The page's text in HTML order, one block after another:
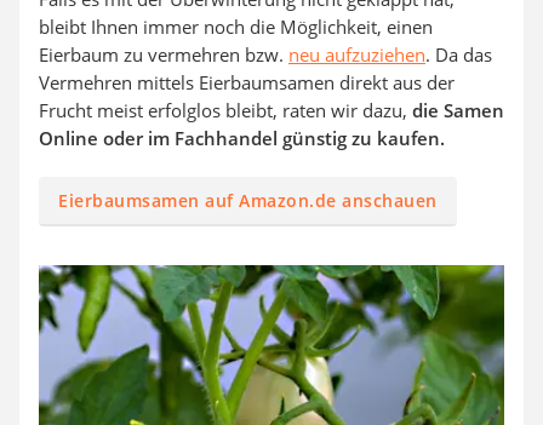
bleibt Ihnen immer noch die Möglichkeit, einen
Eierbaum zu vermehren bzw. neu aufzuziehen. Da das
Vermehren mittels Eierbaumsamen direkt aus der
Frucht meist erfolglos bleibt, raten wir dazu, die Samen
Online oder im Fachhandel günstig zu kaufen.
Eierbaumsamen auf Amazon.de anschauen